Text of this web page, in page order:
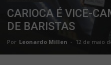
CARIOCA É VICE-
DE BARISTAS
Por Leonardo Millen - 12 de maio